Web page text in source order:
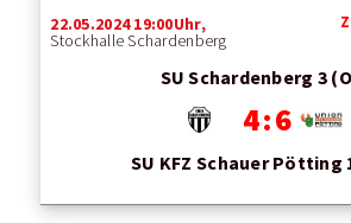
22.05.2024 19:00Uhr,
Stockhalle Schardenberg
SU Schardenberg 3
4 : 6
SU KFZ Schauer Pötting